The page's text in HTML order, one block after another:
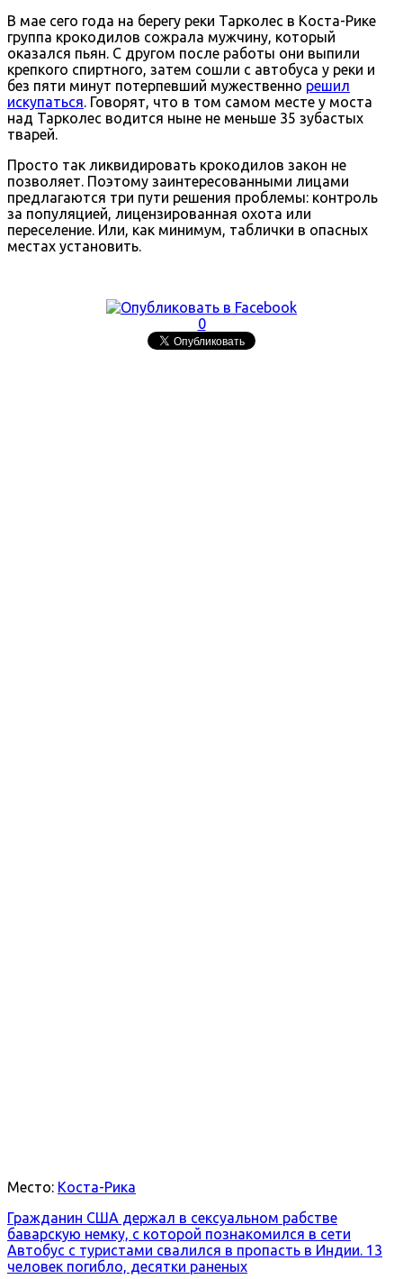
В мае сего года на берегу реки Тарколес в Коста-Рике
группа крокодилов сожрала мужчину, который
оказался пьян. С другом после работы они выпили
крепкого спиртного, затем сошли с автобуса у реки и
без пяти минут потерпевший мужественно решил
искупаться. Говорят, что в том самом месте у моста
над Тарколес водится ныне не меньше 35 зубастых
тварей.
Просто так ликвидировать крокодилов закон не
позволяет. Поэтому заинтересованными лицами
предлагаются три пути решения проблемы: контроль
за популяцией, лицензированная охота или
переселение. Или, как минимум, таблички в опасных
местах установить.
0
Место: Коста-Рика
Гражданин США держал в сексуальном рабстве
баварскую немку, с которой познакомился в сети
Автобус с туристами свалился в пропасть в Индии. 13
человек погибло, десятки раненых